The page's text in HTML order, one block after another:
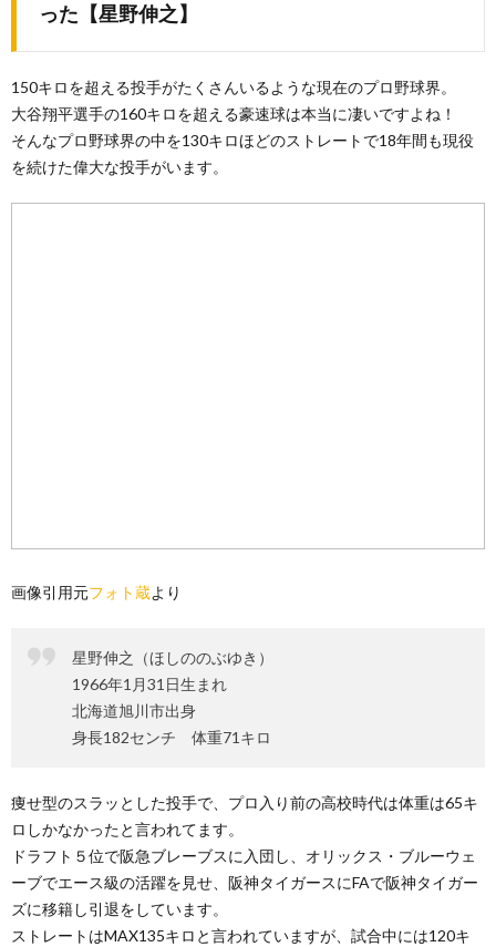
った【星野伸之】
150キロを超える投手がたくさんいるような現在のプロ野球界。
大谷翔平選手の160キロを超える豪速球は本当に凄いですよね！
そんなプロ野球界の中を130キロほどのストレートで18年間も現役
を続けた偉大な投手がいます。
画像引用元フォト蔵より
星野伸之（ほしののぶゆき）
1966年1月31日生まれ
北海道旭川市出身
身長182センチ 体重71キロ
痩せ型のスラッとした投手で、プロ入り前の高校時代は体重は65キ
ロしかなかったと言われてます。
ドラフト５位で阪急ブレーブスに入団し、オリックス・ブルーウェ
ーブでエース級の活躍を見せ、阪神タイガースにFAで阪神タイガー
ズに移籍し引退をしています。
ストレートはMAX135キロと言われていますが、試合中には120キ